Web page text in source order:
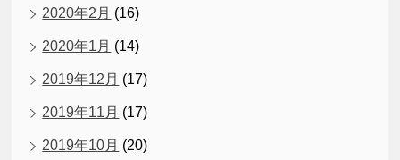
2020年2月 (16)
2020年1月 (14)
2019年12月 (17)
2019年11月 (17)
2019年10月 (20)